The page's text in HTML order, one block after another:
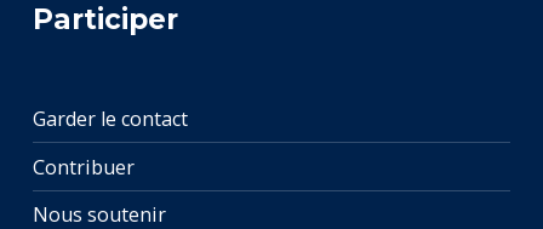
Participer
Garder le contact
Contribuer
Nous soutenir